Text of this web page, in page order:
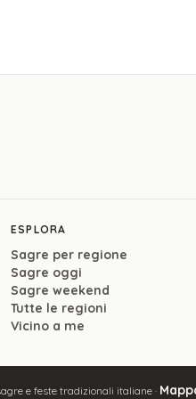
ESPLORA
Sagre per regione
Sagre oggi
Sagre weekend
Tutte le regioni
Vicino a me
e feste tradizionali italiane ·